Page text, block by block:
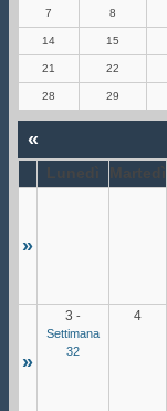
7 8
14 15
21 22
28 29
«
Lunedì Martedì
»
»
3 -
Settimana
32
4